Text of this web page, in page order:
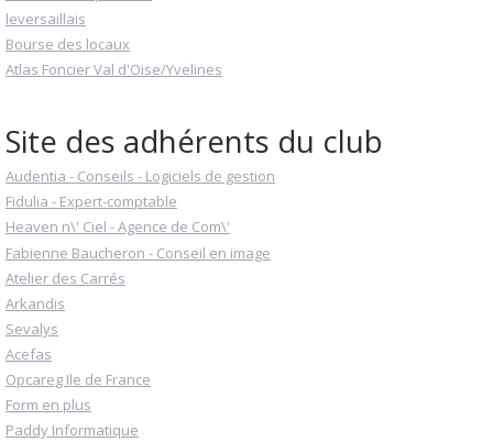
leversaillais
Bourse des locaux
Atlas Foncier Val d'Oise/Yvelines
Site des adhérents du club
Audentia - Conseils - Logiciels de gestion
Fidulia - Expert-comptable
Heaven n\' Ciel - Agence de Com\'
Fabienne Baucheron - Conseil en image
Atelier des Carrés
Arkandis
Sevalys
Acefas
Opcareg Ile de France
Form en plus
Paddy Informatique